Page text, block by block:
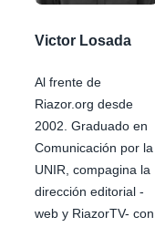
Victor Losada
Al frente de
Riazor.org desde
2002. Graduado en
Comunicación por la
UNIR, compagina la
dirección editorial -
web y RiazorTV- con